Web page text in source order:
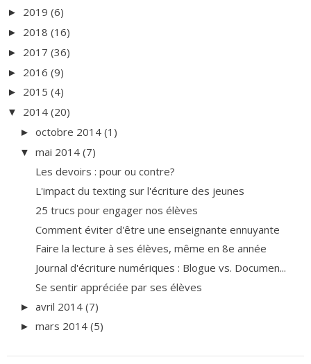
► 2019 (6)
► 2018 (16)
► 2017 (36)
► 2016 (9)
► 2015 (4)
▼ 2014 (20)
► octobre 2014 (1)
▼ mai 2014 (7)
Les devoirs : pour ou contre?
L'impact du texting sur l'écriture des jeunes
25 trucs pour engager nos élèves
Comment éviter d'être une enseignante ennuyante
Faire la lecture à ses élèves, même en 8e année
Journal d'écriture numériques : Blogue vs. Documen...
Se sentir appréciée par ses élèves
► avril 2014 (7)
► mars 2014 (5)